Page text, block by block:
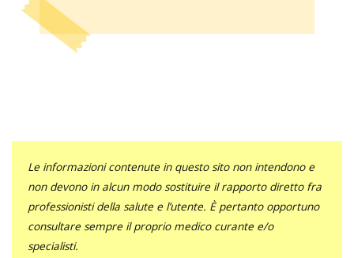
Le informazioni contenute in questo sito non intendono e
non devono in alcun modo sostituire il rapporto diretto fra
professionisti della salute e l’utente. È pertanto opportuno
consultare sempre il proprio medico curante e/o
specialisti.